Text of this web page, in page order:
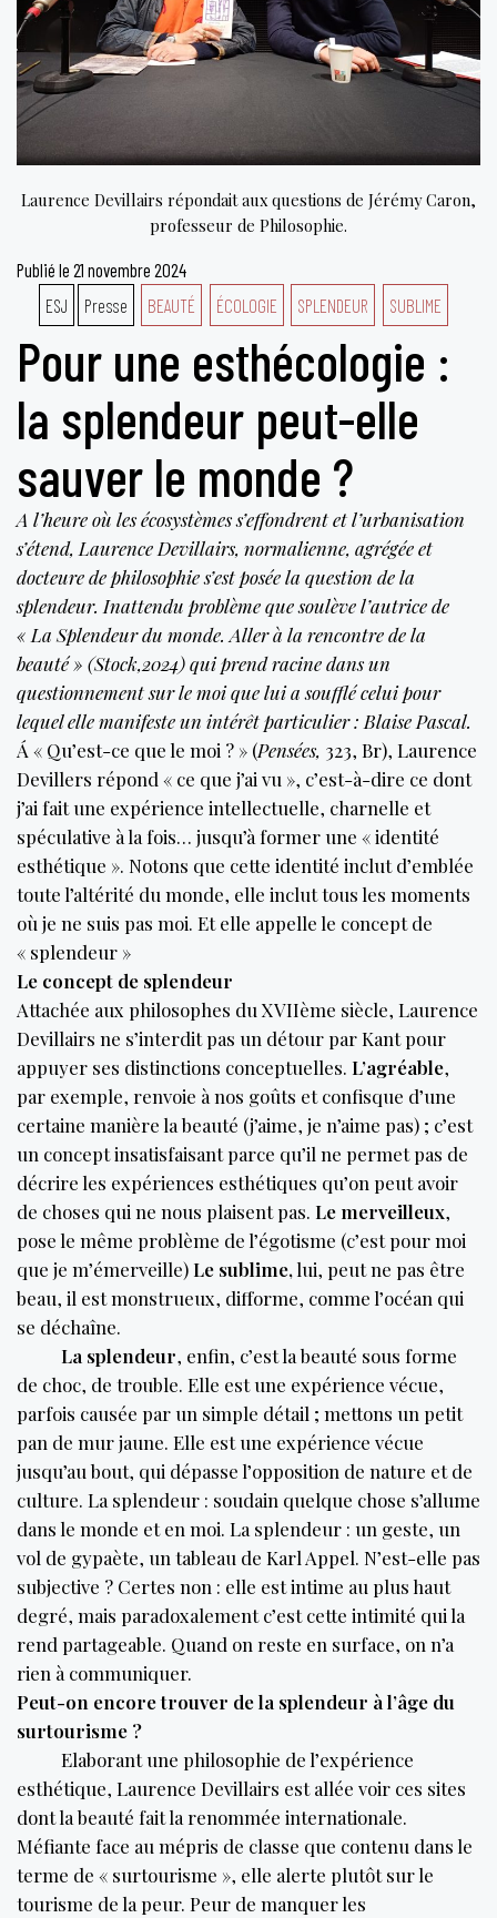
Laurence Devillairs répondait aux questions de Jérémy Caron,
professeur de Philosophie.
Publié le 21 novembre 2024
ESJ
Presse BEAUTÉ ÉCOLOGIE SPLENDEUR SUBLIME
Pour une esthécologie :
la splendeur peut-elle
sauver le monde ?
A l’heure où les écosystèmes s’effondrent et l’urbanisation
s’étend, Laurence Devillairs, normalienne, agrégée et
docteure de philosophie s’est posée la question de la
splendeur. Inattendu problème que soulève l’autrice de
« La Splendeur du monde. Aller à la rencontre de la
beauté » (Stock,2024) qui prend racine dans un
questionnement sur le moi que lui a soufflé celui pour
lequel elle manifeste un intérêt particulier : Blaise Pascal.
Á « Qu’est-ce que le moi ? » (Pensées, 323, Br), Laurence
Devillers répond « ce que j’ai vu », c’est-à-dire ce dont
j’ai fait une expérience intellectuelle, charnelle et
spéculative à la fois… jusqu’à former une « identité
esthétique ». Notons que cette identité inclut d’emblée
toute l’altérité du monde, elle inclut tous les moments
où je ne suis pas moi. Et elle appelle le concept de
« splendeur »
Le concept de splendeur
Attachée aux philosophes du XVIIème siècle, Laurence
Devillairs ne s’interdit pas un détour par Kant pour
appuyer ses distinctions conceptuelles. L’agréable,
par exemple, renvoie à nos goûts et confisque d’une
certaine manière la beauté (j’aime, je n’aime pas) ; c’est
un concept insatisfaisant parce qu’il ne permet pas de
décrire les expériences esthétiques qu’on peut avoir
de choses qui ne nous plaisent pas. Le merveilleux,
pose le même problème de l’égotisme (c’est pour moi
que je m’émerveille) Le sublime,lui, peut ne pas être
beau, il est monstrueux, difforme, comme l’océan qui
se déchaîne.
La splendeur, enfin, c’est la beauté sous forme
de choc, de trouble. Elle est une expérience vécue,
parfois causée par un simple détail ; mettons un petit
pan de mur jaune. Elle est une expérience vécue
jusqu’au bout, qui dépasse l’opposition de nature et de
culture. La splendeur : soudain quelque chose s’allume
dans le monde et en moi. La splendeur : un geste, un
vol de gypaète, un tableau de Karl Appel. N’est-elle pas
subjective ? Certes non : elle est intime au plus haut
degré, mais paradoxalement c’est cette intimité qui la
rend partageable. Quand on reste en surface, on n’a
rien à communiquer.
Peut-on encore trouver de la splendeur à l’âge du
surtourisme ?
Elaborant une philosophie de l’expérience
esthétique, Laurence Devillairs est allée voir ces sites
dont la beauté fait la renommée internationale.
Méfiante face au mépris de classe que contenu dans le
terme de « surtourisme », elle alerte plutôt sur le
tourisme de la peur. Peur de manquer les